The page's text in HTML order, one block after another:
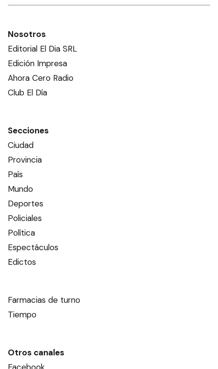
Nosotros
Editorial El Dia SRL
Edición Impresa
Ahora Cero Radio
Club El Día
Secciones
Ciudad
Provincia
País
Mundo
Deportes
Policiales
Política
Espectáculos
Edictos
Farmacias de turno
Tiempo
Otros canales